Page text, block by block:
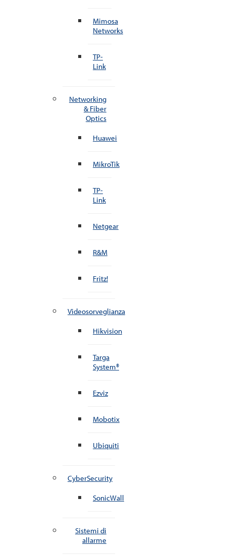
Mimosa
Networks
TP-
Link
Networking
& Fiber
Optics
Huawei
MikroTik
TP-
Link
Netgear
R&M
Fritz!
Videosorveglianza
Hikvision
Targa
System®
Ezviz
Mobotix
Ubiquiti
CyberSecurity
SonicWall
Sistemi di
allarme